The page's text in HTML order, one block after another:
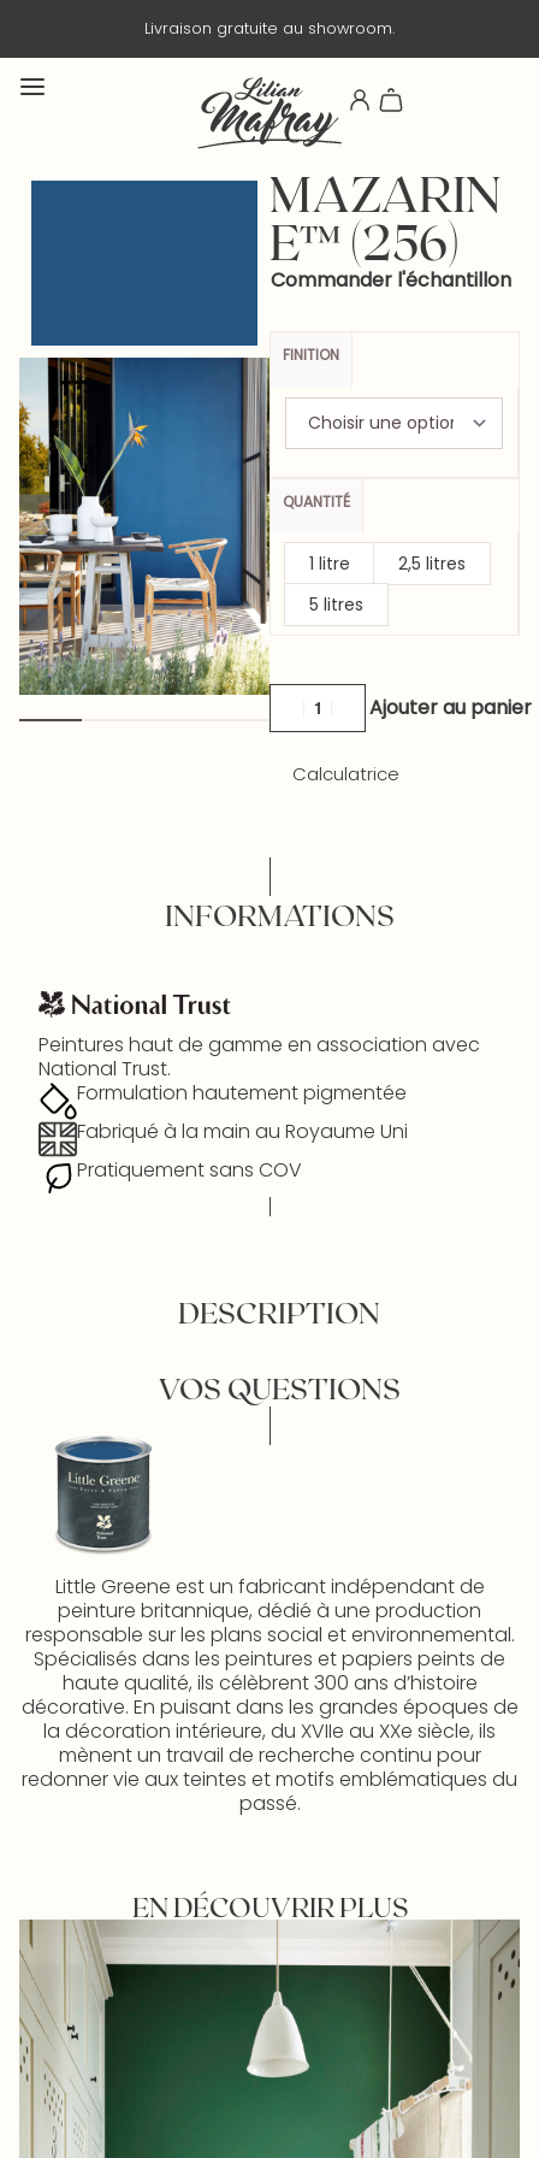
Livraison en 3 jours
MAZARIN
E™ (256)
Commander l'échantillon
FINITION
QUANTITÉ
1 litre
2,5 litres
5 litres
Ajouter au panier
Calculatrice
INFORMATIONS
Peintures haut de gamme en association avec
National Trust.
Formulation hautement pigmentée
Fabriqué à la main au Royaume Uni
Pratiquement sans COV
DESCRIPTION
VOS QUESTIONS
Little Greene est un fabricant indépendant de
peinture britannique, dédié à une production
responsable sur les plans social et environnemental.
Spécialisés dans les peintures et papiers peints de
haute qualité, ils célèbrent 300 ans d’histoire
décorative. En puisant dans les grandes époques de
la décoration intérieure, du XVIIe au XXe siècle, ils
mènent un travail de recherche continu pour
redonner vie aux teintes et motifs emblématiques du
passé.
EN DÉCOUVRIR PLUS